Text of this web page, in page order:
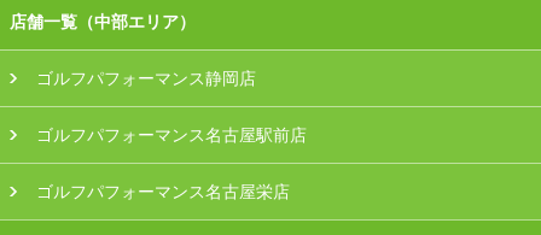
店舗一覧（中部エリア）
ゴルフパフォーマンス静岡店
ゴルフパフォーマンス名古屋駅前店
ゴルフパフォーマンス名古屋栄店